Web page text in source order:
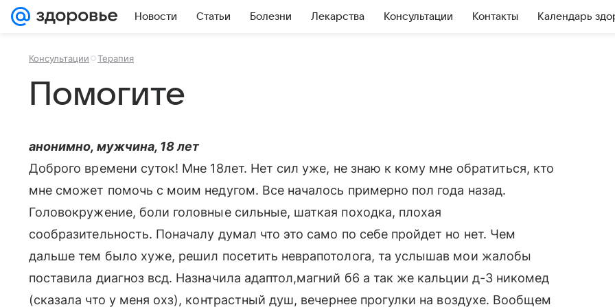
Новости Статьи Болезни Лекарства Консультации Контакты Календарь
Консультации Терапия
Помогите
анонимно, мужчина, 18 лет
Доброго времени суток! Мне 18лет. Нет сил уже, не знаю к кому мне обратиться, кто
мне сможет помочь с моим недугом. Все началось примерно пол года назад.
Головокружение, боли головные сильные, шаткая походка, плохая
сообразительность. Поначалу думал что это само по себе пройдет но нет. Чем
дальше тем было хуже, решил посетить неврапотолога, та услышав мои жалобы
поставила диагноз всд. Назначила адаптол,магний б6 а так же кальции д-3 никомед
(сказала что у меня охз), контрастный душ, вечернее прогулки на воздухе. Вообщем